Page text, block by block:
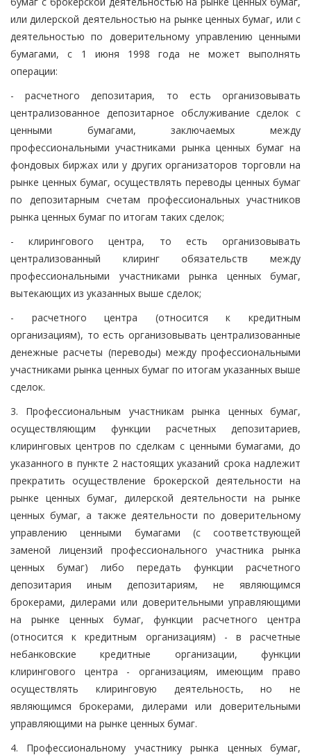
или дилерской деятельностью на рынке ценных бумаг, или с
деятельностью по доверительному управлению ценными
бумагами, с 1 июня 1998 года не может выполнять
операции:
- расчетного депозитария, то есть организовывать
централизованное депозитарное обслуживание сделок с
ценными бумагами, заключаемых между
профессиональными участниками рынка ценных бумаг на
фондовых биржах или у других организаторов торговли на
рынке ценных бумаг, осуществлять переводы ценных бумаг
по депозитарным счетам профессиональных участников
рынка ценных бумаг по итогам таких сделок;
- клирингового центра, то есть организовывать
централизованный клиринг обязательств между
профессиональными участниками рынка ценных бумаг,
вытекающих из указанных выше сделок;
- расчетного центра (относится к кредитным
организациям), то есть организовывать централизованные
денежные расчеты (переводы) между профессиональными
участниками рынка ценных бумаг по итогам указанных выше
сделок.
3. Профессиональным участникам рынка ценных бумаг,
осуществляющим функции расчетных депозитариев,
клиринговых центров по сделкам с ценными бумагами, до
указанного в пункте 2 настоящих указаний срока надлежит
прекратить осуществление брокерской деятельности на
рынке ценных бумаг, дилерской деятельности на рынке
ценных бумаг, а также деятельности по доверительному
управлению ценными бумагами (с соответствующей
заменой лицензий профессионального участника рынка
ценных бумаг) либо передать функции расчетного
депозитария иным депозитариям, не являющимся
брокерами, дилерами или доверительными управляющими
на рынке ценных бумаг, функции расчетного центра
(относится к кредитным организациям) - в расчетные
небанковские кредитные организации, функции
клирингового центра - организациям, имеющим право
осуществлять клиринговую деятельность, но не
являющимся брокерами, дилерами или доверительными
управляющими на рынке ценных бумаг.
4. Профессиональному участнику рынка ценных бумаг,